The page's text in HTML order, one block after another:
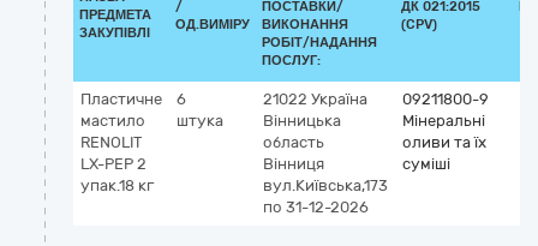
ПРЕДМЕТА
ЗАКУПІВЛІ
/
ОД.ВИМІРУ
ПОСТАВКИ/
ВИКОНАННЯ
РОБІТ/НАДАННЯ
ПОСЛУГ:
ДК 021:2015
(CPV)
Пластичне
мастило
RENOLIT
LX-PEP 2
упак.18 кг
6
штука
21022 Україна
Вінницька
область
Вінниця
вул.Київська,173
по 31-12-2026
09211800-9
Мінеральні
оливи та їх
суміші